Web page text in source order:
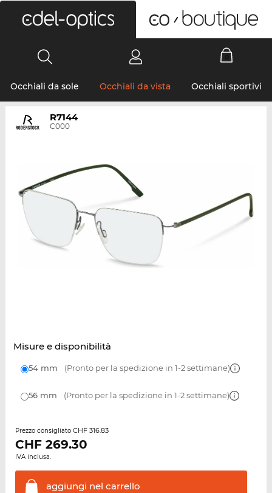
Occhiali da sole Occhiali da vista Occhiali sportivi
R7144
C000
Misure e disponibilità
54 mm (Pronto per la spedizione in 1-2 settimane)
56 mm (Pronto per la spedizione in 1-2 settimane)
Prezzo consigliato CHF 316.83
CHF 269.30
IVA inclusa.
aggiungi nel carrello